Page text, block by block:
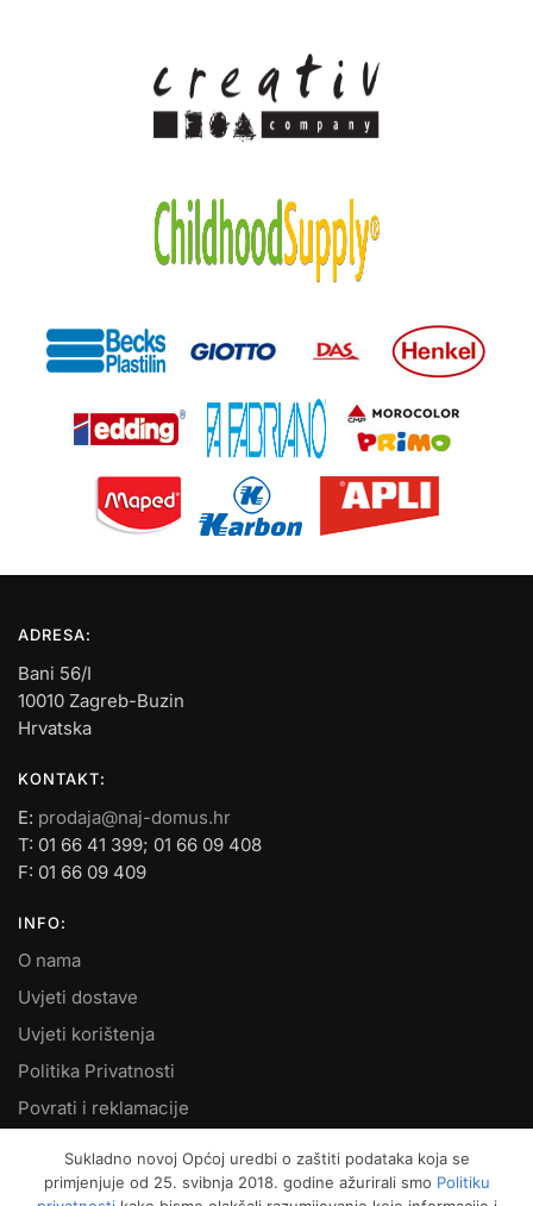
ADRESA:
Bani 56/I
10010 Zagreb-Buzin
Hrvatska
KONTAKT:
E: prodaja@naj-domus.hr
T: 01 66 41 399; 01 66 09 408
F: 01 66 09 409
INFO:
O nama
Uvjeti dostave
Uvjeti korištenja
Politika Privatnosti
Povrati i reklamacije
MOJ RAČUN:
Sukladno novoj Općoj uredbi o zaštiti podataka koja se
primjenjuje od 25. svibnja 2018. godine ažurirali smo Politiku